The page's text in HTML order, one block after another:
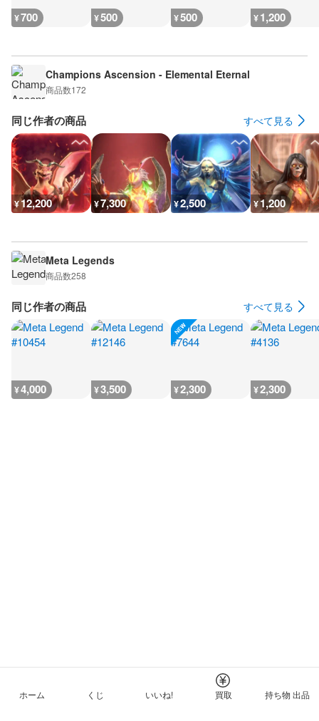
¥700 ¥500 ¥500 ¥1,200
Champions Ascension - Elemental Eternal
商品数172
同じ作者の商品 すべて見る
¥12,200 ¥7,300 ¥2,500 ¥1,200
Meta Legends
商品数258
同じ作者の商品 すべて見る
¥4,000 ¥3,500 ¥2,300 ¥2,300
ホーム くじ いいね! 買取 持ち物 出品